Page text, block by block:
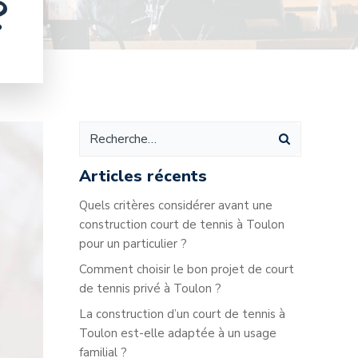
Articles récents
Quels critères considérer avant une
construction court de tennis à Toulon
pour un particulier ?
Comment choisir le bon projet de court
de tennis privé à Toulon ?
La construction d’un court de tennis à
Toulon est-elle adaptée à un usage
familial ?